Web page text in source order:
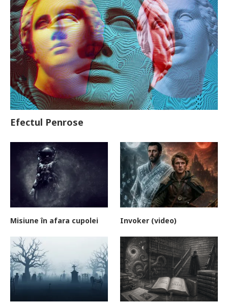
Efectul Penrose
Misiune în afara cupolei Invoker (video)